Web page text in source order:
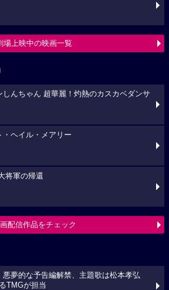
場上映中の映画一覧
しんちゃん 超華麗！灼熱のカスカベダンサ
・ヘイル・メアリー
将軍の帰還
配信作品をチェック
悪夢的な予告編解禁、主題歌は松本孝弘
TMGが担当